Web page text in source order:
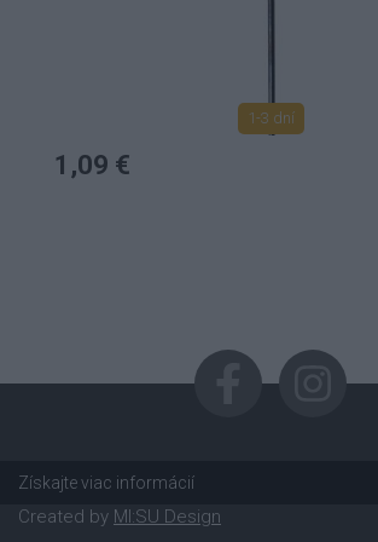
1-3 dní
1,09 €
Získajte viac informácií
Created by MI:SU Design